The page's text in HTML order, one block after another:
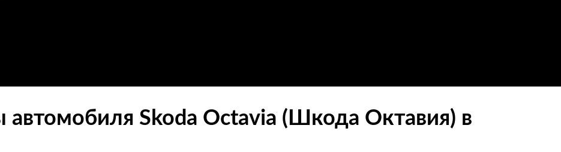
автомобиля Skoda Octavia (Шкода Октавия) в